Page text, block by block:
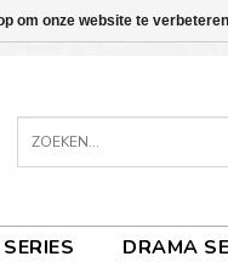
DRAMA
om onze website te